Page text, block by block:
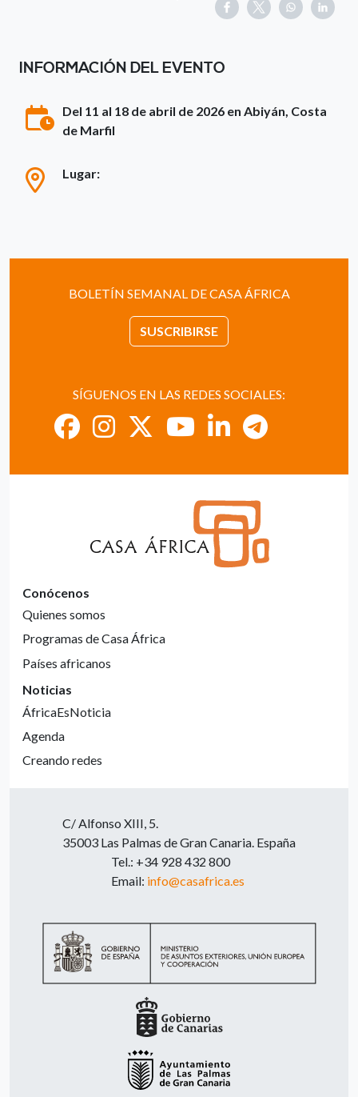
INFORMACIÓN DEL EVENTO
Del 11 al 18 de abril de 2026 en Abiyán, Costa
de Marfil
Lugar:
BOLETÍN SEMANAL DE CASA ÁFRICA
SUSCRIBIRSE
SÍGUENOS EN LAS REDES SOCIALES:
Conócenos
Quienes somos
Programas de Casa África
Países africanos
Noticias
ÁfricaEsNoticia
Agenda
Creando redes
C/ Alfonso XIII, 5.
35003 Las Palmas de Gran Canaria. España
Tel.: +34 928 432 800
Email: info@casafrica.es